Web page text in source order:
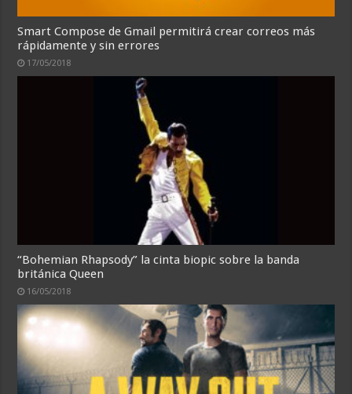
Smart Compose de Gmail permitirá crear correos más
rápidamente y sin errores
17/05/2018
“Bohemian Rhapsody” la cinta biopic sobre la banda
británica Queen
16/05/2018